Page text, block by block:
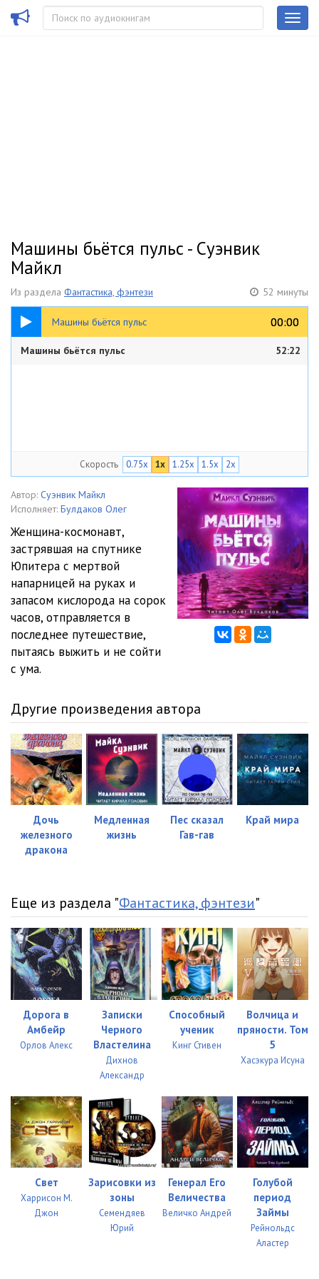
Машины бьётся пульс - Суэнвик
Майкл
Из раздела Фантастика, фэнтези 52 минуты
Машины бьётся пульс 00:00
00:00
52:22
Машины бьётся пульс 52:22
Скорость 0.75x 1x 1.25x 1.5x 2x
Автор: Суэнвик Майкл
Исполняет: Булдаков Олег
Женщина-космонавт,
застрявшая на спутнике
Юпитера с мертвой
напарницей на руках и
запасом кислорода на сорок
часов, отправляется в
последнее путешествие,
пытаясь выжить и не сойти
с ума.
Другие произведения автора
Дочь
железного
дракона
Медленная
жизнь
Пес сказал
Гав-гав
Край мира
Еще из раздела "Фантастика, фэнтези"
Дорога в
Амбейр
Орлов Алекс
Записки
Черного
Властелина
Дихнов
Александр
Способный
ученик
Кинг Стивен
Волчица и
пряности. Том
5
Хасэкура Исуна
Свет
Харрисон М.
Джон
Зарисовки из
зоны
Семендяев
Юрий
Генерал Его
Величества
Величко Андрей
Голубой
период
Займы
Рейнольдс
Аластер